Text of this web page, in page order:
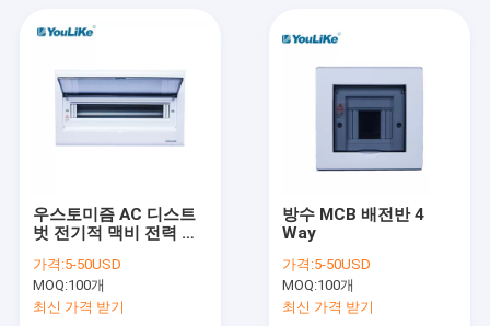
우스토미즘 AC 디스트
벗 전기적 맥비 전력 분
가격:5-50USD
MOQ:100개
최신 가격 받기
방수 MCB 배전반 4
Way
가격:5-50USD
MOQ:100개
최신 가격 받기